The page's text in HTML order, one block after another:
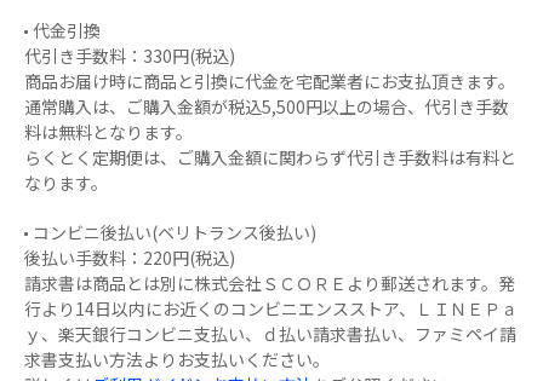
代金引換
代引き手数料：330円(税込)
商品お届け時に商品と引換に代金を宅配業者にお支払頂きます。
通常購入は、ご購入金額が税込5,500円以上の場合、代引き手数
料は無料となります。
らくとく定期便は、ご購入金額に関わらず代引き手数料は有料と
なります。
コンビニ後払い(ベリトランス後払い)
後払い手数料：220円(税込)
請求書は商品とは別に株式会社ＳＣＯＲＥより郵送されます。発
行より14日以内にお近くのコンビニエンスストア、ＬＩＮＥＰａ
ｙ、楽天銀行コンビニ支払い、ｄ払い請求書払い、ファミペイ請
求書支払い方法よりお支払いください。